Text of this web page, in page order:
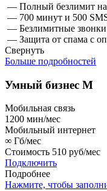
— Полный безлимит на
— 700 минут и 500
— Безлимитные
— Защита от спама с
Свернуть
Больше подробностей
Умный бизнес M
Мобильная связь
1200 мин/мес
Мобильный интернет
∞ Гб/мес
Стоимость 510 руб/мес
Подключить
Подробнее
Нажмите, чтобы